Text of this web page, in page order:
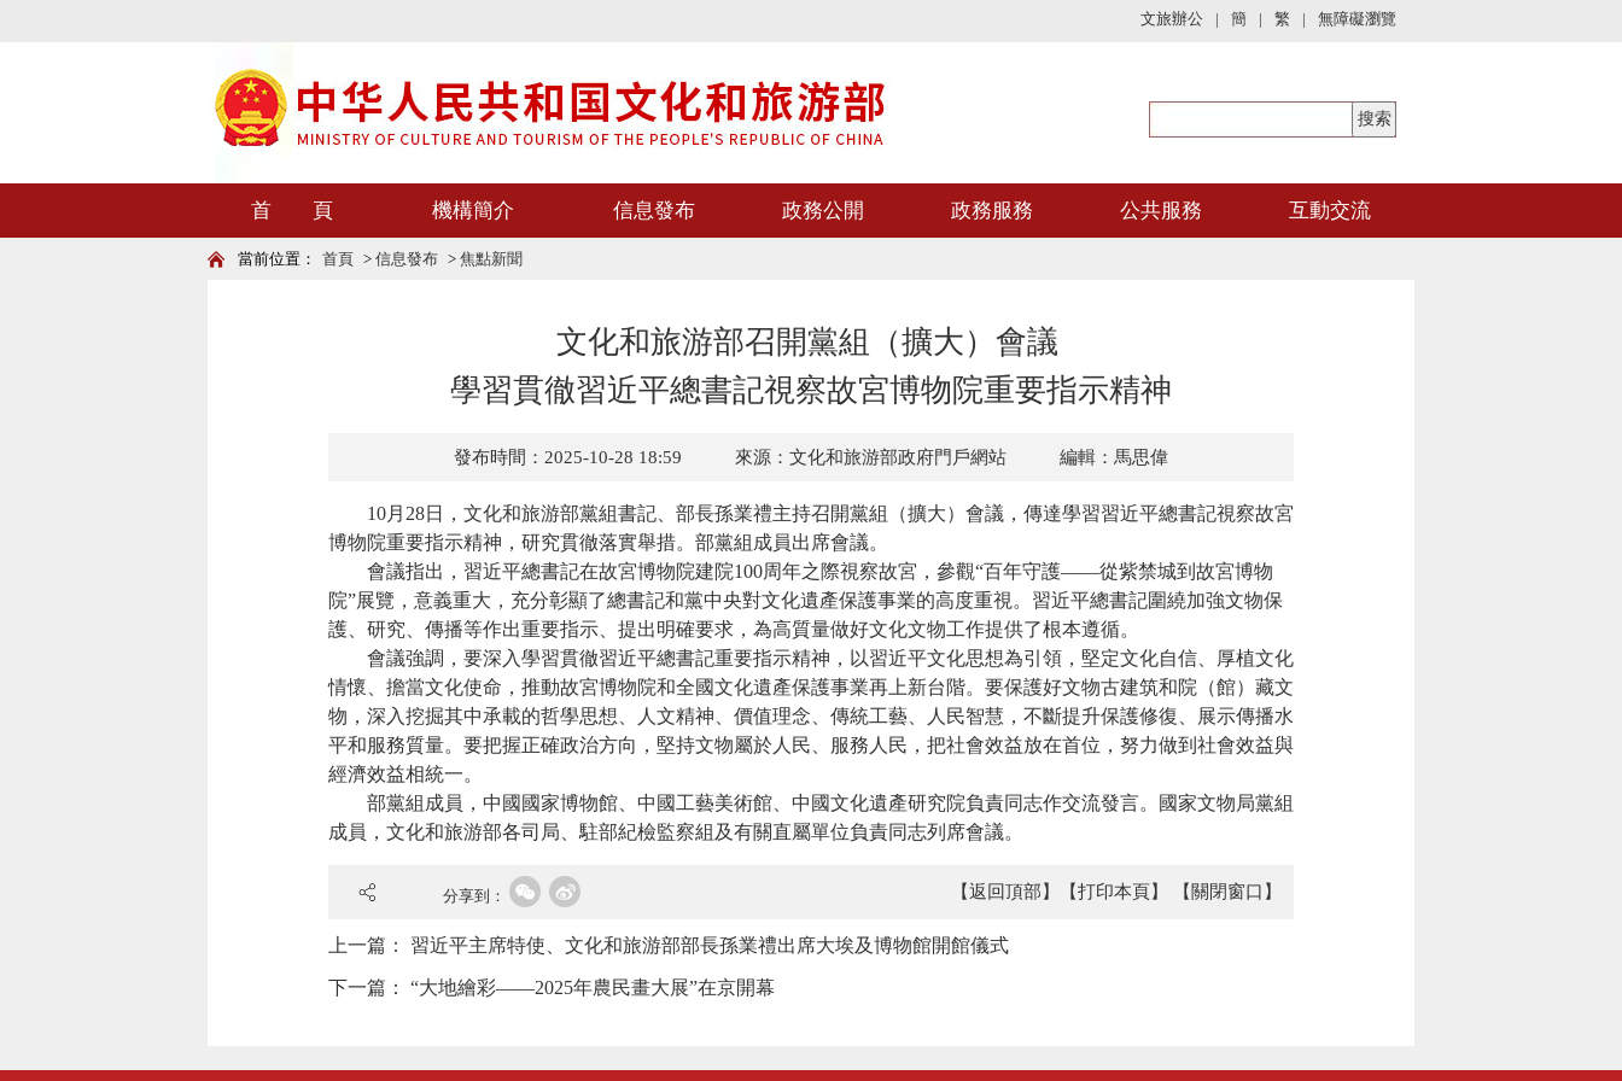
文旅辦公 | 簡 | 繁 | 無障礙瀏覽
首 頁 機構簡介 信息發布 政務公開 政務服務 公共服務 互動交流
當前位置： 首頁 > 信息發布 > 焦點新聞
文化和旅游部召開黨組（擴大）會議
學習貫徹習近平總書記視察故宮博物院重要指示精神
發布時間：2025-10-28 18:59 來源：文化和旅游部政府門戶網站 編輯：馬思偉
10月28日，文化和旅游部黨組書記、部長孫業禮主持召開黨組（擴大）會議，傳達學習習近平總書記視察故宮
博物院重要指示精神，研究貫徹落實舉措。部黨組成員出席會議。
會議指出，習近平總書記在故宮博物院建院100周年之際視察故宮，參觀“百年守護——從紫禁城到故宮博物
院”展覽，意義重大，充分彰顯了總書記和黨中央對文化遺產保護事業的高度重視。習近平總書記圍繞加強文物保
護、研究、傳播等作出重要指示、提出明確要求，為高質量做好文化文物工作提供了根本遵循。
會議強調，要深入學習貫徹習近平總書記重要指示精神，以習近平文化思想為引領，堅定文化自信、厚植文化
情懷、擔當文化使命，推動故宮博物院和全國文化遺產保護事業再上新台階。要保護好文物古建筑和院（館）藏文
物，深入挖掘其中承載的哲學思想、人文精神、價值理念、傳統工藝、人民智慧，不斷提升保護修復、展示傳播水
平和服務質量。要把握正確政治方向，堅持文物屬於人民、服務人民，把社會效益放在首位，努力做到社會效益與
經濟效益相統一。
部黨組成員，中國國家博物館、中國工藝美術館、中國文化遺產研究院負責同志作交流發言。國家文物局黨組
成員，文化和旅游部各司局、駐部紀檢監察組及有關直屬單位負責同志列席會議。
分享到： 【返回頂部】 【打印本頁】 【關閉窗口】
上一篇： 習近平主席特使、文化和旅游部部長孫業禮出席大埃及博物館開館儀式
下一篇： “大地繪彩——2025年農民畫大展”在京開幕